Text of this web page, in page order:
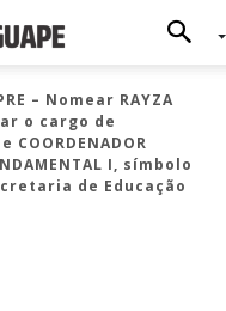
– Nomear RAYZA
o cargo de
I, símbolo
de Educação